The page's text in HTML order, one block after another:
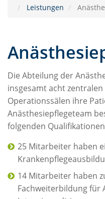
Leistungen
Die Abteilung der
insgesamt acht
Operationssälen ihre
Anästhesiepflegeteam
folgenden
25 Mitarbeiter haben
14 Mitarbeiter haben
Fachweiterbildung für